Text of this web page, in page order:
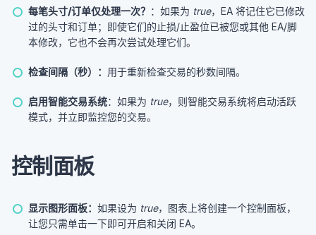
每笔头寸/订单仅处理一次？ ：如果为 true，EA 将记住它已修改
过的头寸和订单；即使它们的止损/止盈位已被您或其他 EA/脚
本修改，它也不会再次尝试处理它们。
检查间隔（秒）： 用于重新检查交易的秒数间隔。
启用智能交易系统：如果为 true，则智能交易系统将启动活跃
模式，并立即监控您的交易。
控制面板
显示图形面板： 如果设为 true，图表上将创建一个控制面板，
让您只需单击一下即可开启和关闭 EA。